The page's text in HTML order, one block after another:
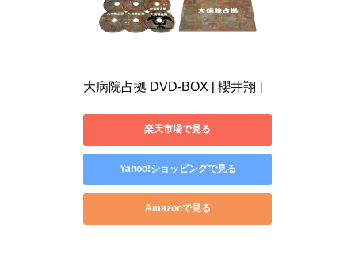
大病院占拠 DVD-BOX [ 櫻井翔 ]
楽天市場で見る
Yahoo!ショッピングで見る
Amazonで見る